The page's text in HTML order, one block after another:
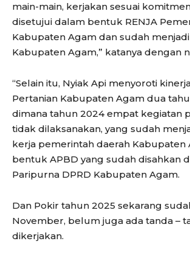
main-main, kerjakan sesuai
disetujui dalam bentuk RENJA
Kabupaten Agam dan sudah
Kabupaten Agam,” katanya dengan
“Selain itu, Nyiak Api menyoroti
Pertanian Kabupaten Agam dua
dimana tahun 2024 empat kegiatan
tidak dilaksanakan, yang sudah
kerja pemerintah daerah Kabupaten
bentuk APBD yang sudah disahkan
Paripurna DPRD Kabupaten Agam.
Dan Pokir tahun 2025 sekarang
November, belum juga ada tanda –
dikerjakan.